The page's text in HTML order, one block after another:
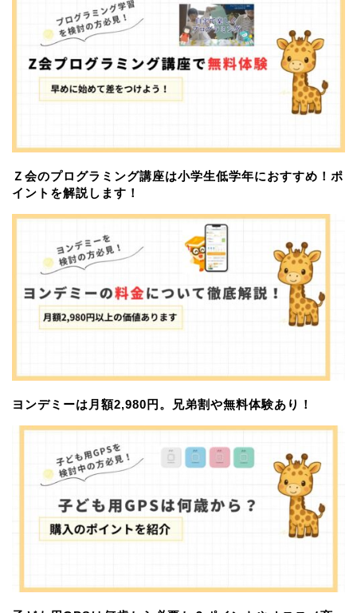
Ｚ会のプログラミング講座は小学生低学年におすすめ！ポ
イントを解説します！
ヨンデミーは月額2,980円。兄弟割や無料体験あり！